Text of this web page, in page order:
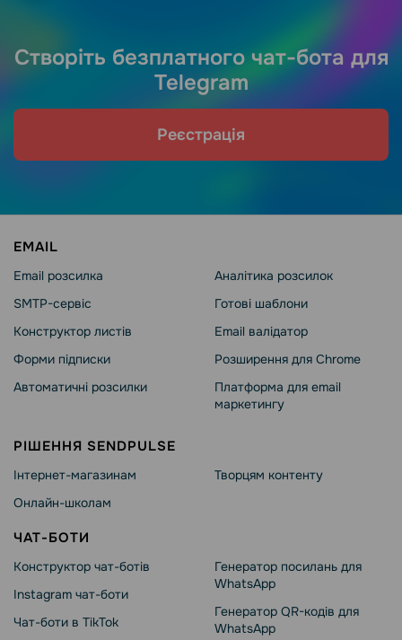
Створіть безплатного чат-бота для
Telegram
Реєстрація
EMAIL
Email розсилка
SMTP-сервіс
Конструктор листів
Форми підписки
Автоматичні розсилки
Аналітика розсилок
Готові шаблони
Email валідатор
Розширення для Chrome
Платформа для email
маркетингу
РІШЕННЯ SENDPULSE
Інтернет-магазинам
Онлайн-школам
Творцям контенту
ЧАТ-БОТИ
Конструктор чат-ботів
Instagram чат-боти
Чат-боти в TikTok
Генератор посилань для
WhatsApp
Генератор QR-кодів для
WhatsApp